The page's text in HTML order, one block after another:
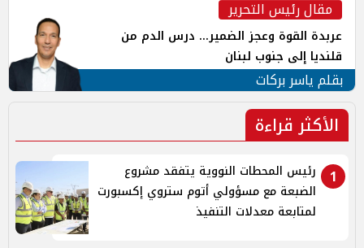
مقال رئيس التحرير
عربدة القوة وعجز الضمير... درس الدم من
قلنديا إلى جنوب لبنان
بقلم ياسر بركات
الأكثر قراءة
1
رئيس المحطات النووية يتفقد مشروع
الضبعة مع مسؤولي أتوم ستروي إكسبورت
لمتابعة معدلات التنفيذ